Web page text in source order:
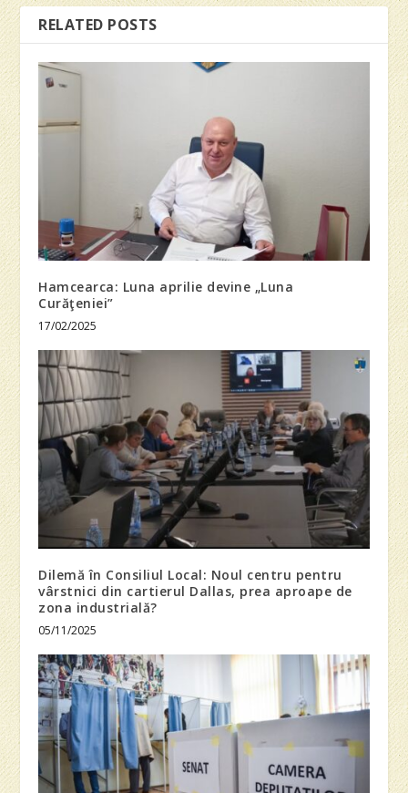
RELATED POSTS
Hamcearca: Luna aprilie devine „Luna
Curăţeniei”
17/02/2025
Dilemă în Consiliul Local: Noul centru pentru
vârstnici din cartierul Dallas, prea aproape de
zona industrială?
05/11/2025